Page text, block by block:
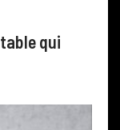
qui